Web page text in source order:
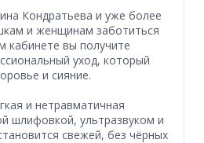
Кондратьева и уже более
и женщинам заботиться
кабинете вы получите
уход, который
и сияние.
и нетравматичная
шлифовкой, ультразвуком и
свежей, без чёрных